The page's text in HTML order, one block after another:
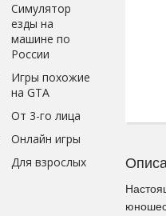
Симулятор
езды на
машине по
России
Игры похожие
на GTA
От 3-го лица
Онлайн игры
Для взрослых